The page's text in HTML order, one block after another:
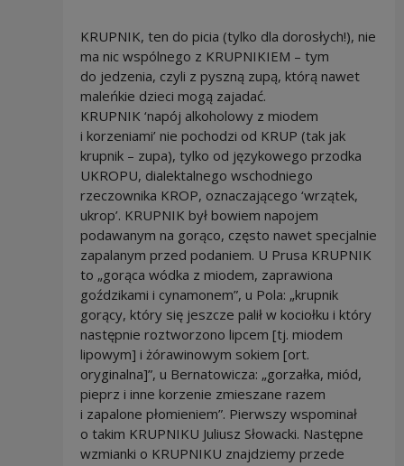
KRUPNIK, ten do picia (tylko dla dorosłych!), nie
ma nic wspólnego z KRUPNIKIEM – tym
do jedzenia, czyli z pyszną zupą, którą nawet
maleńkie dzieci mogą zajadać.
KRUPNIK ‘napój alkoholowy z miodem
i korzeniami’ nie pochodzi od KRUP (tak jak
krupnik – zupa), tylko od językowego przodka
UKROPU, dialektalnego wschodniego
rzeczownika KROP, oznaczającego ‘wrzątek,
ukrop’. KRUPNIK był bowiem napojem
podawanym na gorąco, często nawet specjalnie
zapalanym przed podaniem. U Prusa KRUPNIK
to „gorąca wódka z miodem, zaprawiona
goździkami i cynamonem”, u Pola: „krupnik
gorący, który się jeszcze palił w kociołku i który
następnie roztworzono lipcem [tj. miodem
lipowym] i żórawinowym sokiem [ort.
oryginalna]”, u Bernatowicza: „gorzałka, miód,
pieprz i inne korzenie zmieszane razem
i zapalone płomieniem”. Pierwszy wspominał
o takim KRUPNIKU Juliusz Słowacki. Następne
wzmianki o KRUPNIKU znajdziemy przede